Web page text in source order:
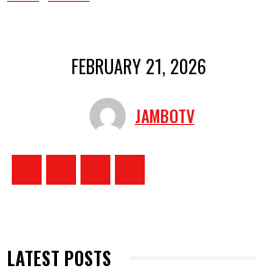
FEBRUARY 21, 2026
JAMBOTV
LATEST POSTS